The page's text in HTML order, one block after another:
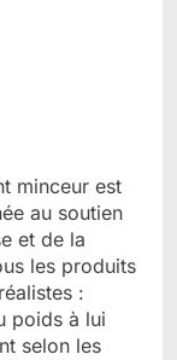
minceur est
au soutien
et de la
les produits
:
poids à lui
selon les